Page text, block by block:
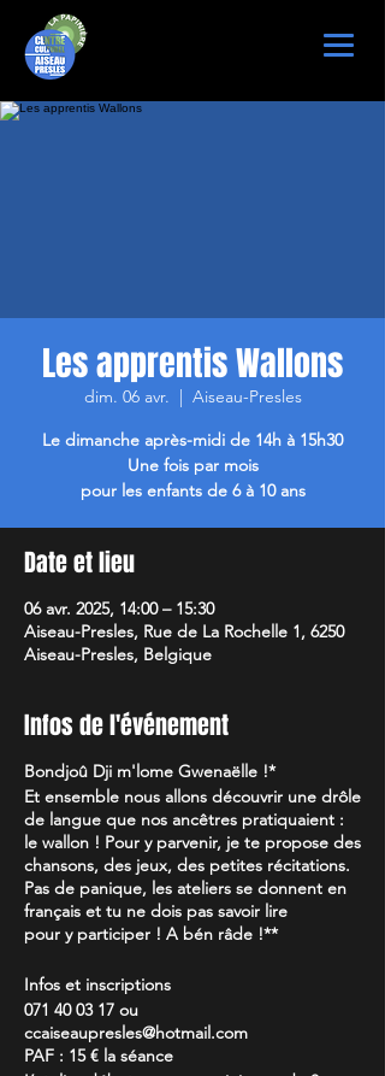
Les apprentis Wallons
dim. 06 avr.
  |
Aiseau-Presles
Le dimanche après-midi de 14h à 15h30
Une fois par mois
pour les enfants de 6 à 10 ans
Date et lieu
06 avr. 2025, 14:00 – 15:30
Aiseau-Presles, Rue de La Rochelle 1, 6250
Aiseau-Presles, Belgique
Infos de l'événement
Bondjoû Dji m'lome Gwenaëlle !*
Et ensemble nous allons découvrir une drôle
de langue que nos ancêtres pratiquaient :
le wallon ! Pour y parvenir, je te propose des
chansons, des jeux, des petites récitations.
Pas de panique, les ateliers se donnent en
français et tu ne dois pas savoir lire
pour y participer ! A bén râde !**
Infos et inscriptions
071 40 03 17 ou
ccaiseaupresles@hotmail.com
PAF : 15 € la séance